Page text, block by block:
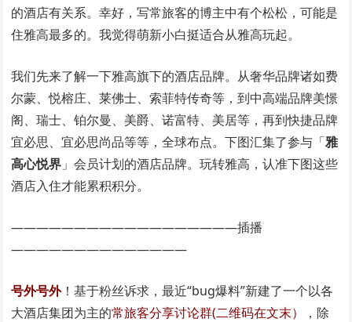
的酒店有关系。幸好，写常旅客的博主中有个松松，可能是
住雅高最多的。我觉得萌新小白挺适合从雅高玩起。
我们先来了解一下雅高旗下的酒店品牌。从奢华品牌诸如费
尔蒙、悦榕庄、莱佛士、索菲特传奇等，到中高端品牌美憬
阁、瑞士、铂尔曼、美爵、诺富特、美居等，再到快捷品牌
宜必思、宜必思尚品等等，全球布点。下图汇集了参与「雅
高心悦界 」会员计划的酒店品牌。玩转雅高，认准下图这些
酒店入住才能累积积分。
——————————————————插播
——————————————
号外号外！基于粉丝诉求，最近“bug爆料”新建了一个以各
大酒店集团为主的常旅客分享讨论群(二维码在文末）
，除